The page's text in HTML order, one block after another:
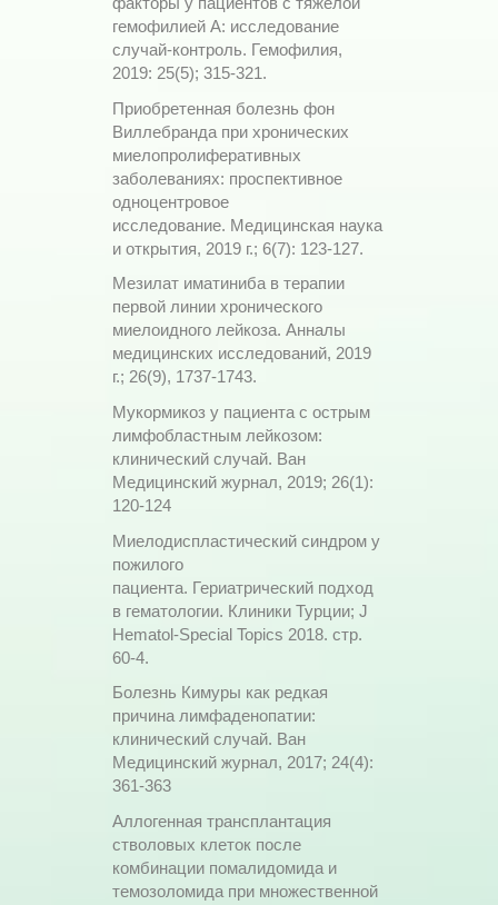
гемофилией А: исследование
случай-контроль. Гемофилия,
2019: 25(5); 315-321.
Приобретенная болезнь фон
Виллебранда при хронических
миелопролиферативных
заболеваниях: проспективное
одноцентровое
исследование. Медицинская наука
и открытия, 2019 г.; 6(7): 123-127.
Мезилат иматиниба в терапии
первой линии хронического
миелоидного лейкоза. Анналы
медицинских исследований, 2019
г.; 26(9), 1737-1743.
Мукормикоз у пациента с острым
лимфобластным лейкозом:
клинический случай. Ван
Медицинский журнал, 2019; 26(1):
120-124
Миелодиспластический синдром у
пожилого
пациента. Гериатрический подход
в гематологии. Клиники Турции; J
Hematol-Special Topics 2018. стр.
60-4.
Болезнь Кимуры как редкая
причина лимфаденопатии:
клинический случай. Ван
Медицинский журнал, 2017; 24(4):
361-363
Аллогенная трансплантация
стволовых клеток после
комбинации помалидомида и
темозоломида при множественной